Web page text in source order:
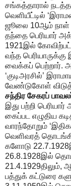
சங்கத்தாரால்
வெளியீட்டில்
ஜூலை 10ஆம் நாள்
தந்தை பெரியார்
1921இல்
வந்த
வைக்கப் பெற்றார்.
‘குடிஅரசில்’
வேண்டுகோள்
சந்திர சேகரப்
இது பற்றி
கைப்பட எழுதிய
வாரந்தோறும்
வெளிவரத்
களோடு
26.8.1928இல்
பத்துக் கட்டுரை